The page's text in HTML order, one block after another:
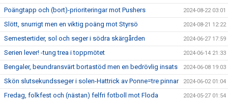
Poängtapp och (bort)-prioriteringar mot Pushers 2024-08-22 03:01
Slött, snurrigt men en viktig poäng mot Styrsö 2024-08-21 12:22
Semestertider, sol och seger i södra skärgården 2024-06-27 17:59
Serien lever! -tung trea i toppmötet 2024-06-14 21:33
Bengaler, beundransvärt bortastöd men en bedrövlig insats 2024-06-08 19:03
Skön slutsekundsseger i solen-Hattrick av Ponne=tre pinnar 2024-06-02 01:04
Fredag, folkfest och (nästan) felfri fotboll mot Floda 2024-05-27 01:54